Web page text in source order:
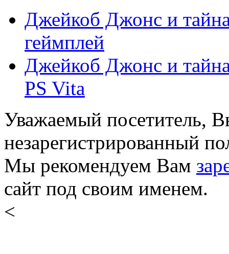
Джейкоб Джонс и
геймплей
Джейкоб Джонс и
PS Vita
Уважаемый посетитель,
незарегистрированный
Мы рекомендуем Вам
сайт под своим именем.
<